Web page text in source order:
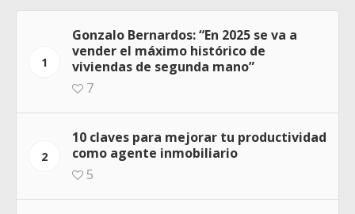
1
Gonzalo Bernardos: “En 2025 se va a
vender el máximo histórico de
viviendas de segunda mano”
7
2
10 claves para mejorar tu productividad
como agente inmobiliario
5